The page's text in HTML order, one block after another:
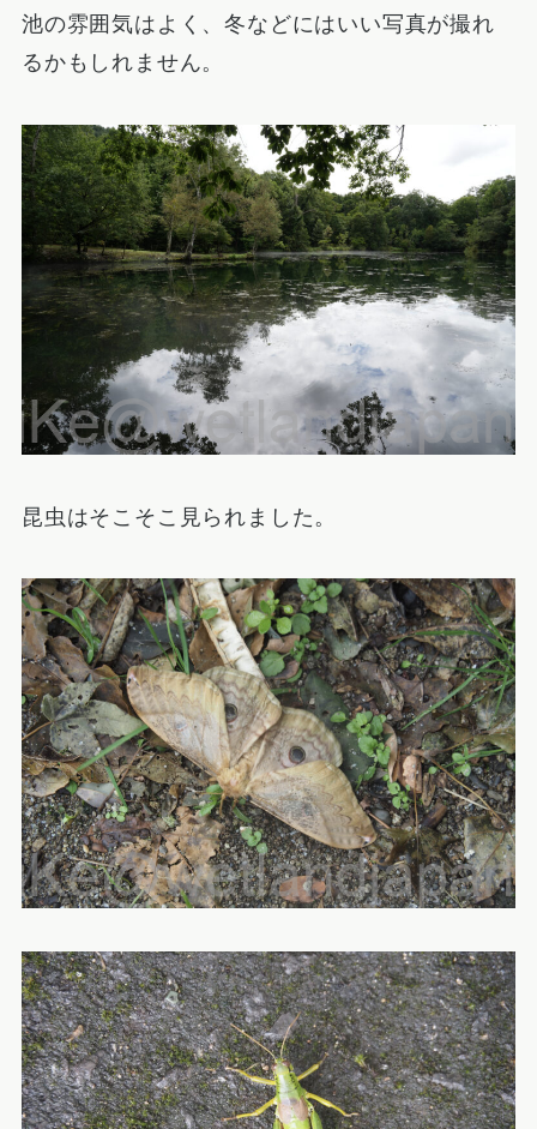
池の雰囲気はよく、冬などにはいい写真が撮れ
るかもしれません。
昆虫はそこそこ見られました。